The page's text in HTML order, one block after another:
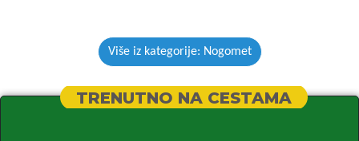
Više iz kategorije: Nogomet
TRENUTNO NA CESTAMA